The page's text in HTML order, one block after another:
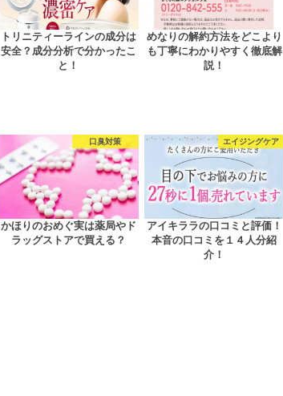
トリニティーラインの成分は
安全？成分分析で分かったこ
と！
めなりの解約方法をどこより
も丁寧にわかりやすく徹底解
説！
口臭対策
かほりのおめぐ実は薬局やド
ラッグストアで買える？
エイジングケア
アイキララの口コミと評価！
本音の口コミを１４人分紹
介！